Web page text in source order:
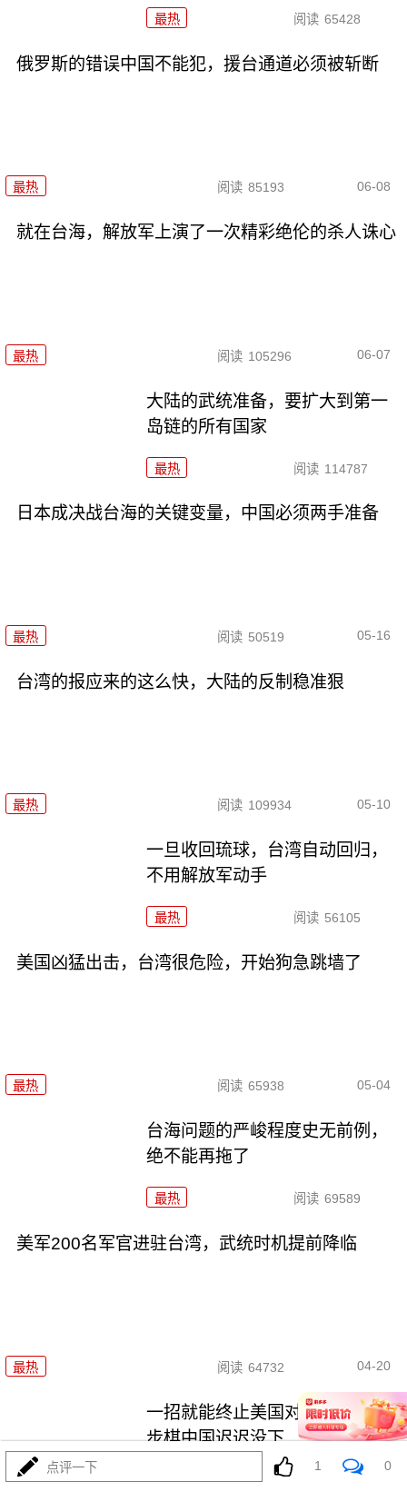
最热 阅读 65428
俄罗斯的错误中国不能犯，援台通道必须被斩断
最热 阅读 85193 06-08
就在台海，解放军上演了一次精彩绝伦的杀人诛心
最热 阅读 105296 06-07
大陆的武统准备，要扩大到第一
岛链的所有国家
最热 阅读 114787
日本成决战台海的关键变量，中国必须两手准备
最热 阅读 50519 05-16
台湾的报应来的这么快，大陆的反制稳准狠
最热 阅读 109934 05-10
一旦收回琉球，台湾自动回归，
不用解放军动手
最热 阅读 56105
美国凶猛出击，台湾很危险，开始狗急跳墙了
最热 阅读 65938 05-04
台海问题的严峻程度史无前例，
绝不能再拖了
最热 阅读 69589
美军200名军官进驻台湾，武统时机提前降临
最热 阅读 64732 04-20
一招就能终止美国对台军售，这
步棋中国迟迟没下
最热 61404
点评一下 1 0